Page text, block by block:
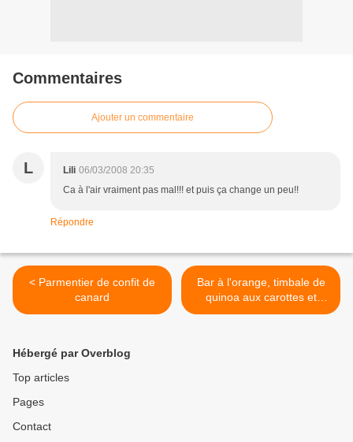
Commentaires
Ajouter un commentaire
L Lili 06/03/2008 20:35
Ca à l'air vraiment pas mal!!! et puis ça change un peu!!
Répondre
< Parmentier de confit de
canard
Bar à l'orange, timbale de
quinoa aux carottes et
fenouil >
Hébergé par Overblog
Top articles
Pages
Contact